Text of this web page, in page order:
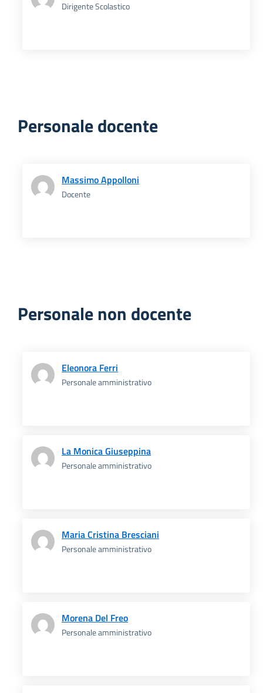
Dirigente Scolastico
Personale docente
Massimo Appolloni
Docente
Personale non docente
Eleonora Ferri
Personale amministrativo
La Monica Giuseppina
Personale amministrativo
Maria Cristina Bresciani
Personale amministrativo
Morena Del Freo
Personale amministrativo